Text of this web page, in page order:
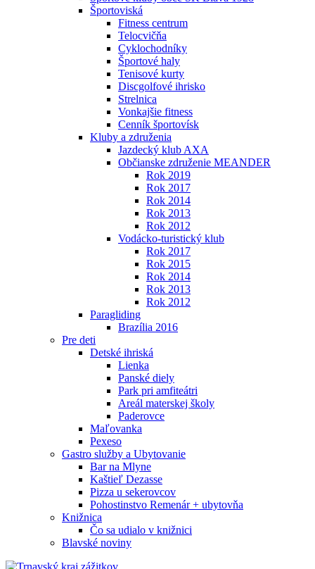
Športoviská
Fitness centrum
Telocvičňa
Cyklochodníky
Športové haly
Tenisové kurty
Discgolfové ihrisko
Strelnica
Vonkajšie fitness
Cenník športovísk
Kluby a združenia
Jazdecký klub AXA
Občianske združenie MEANDER
Rok 2019
Rok 2017
Rok 2014
Rok 2013
Rok 2012
Vodácko-turistický klub
Rok 2017
Rok 2015
Rok 2014
Rok 2013
Rok 2012
Paragliding
Brazília 2016
Pre deti
Detské ihriská
Lienka
Panské diely
Park pri amfiteátri
Areál materskej školy
Paderovce
Maľovanka
Pexeso
Gastro služby a Ubytovanie
Bar na Mlyne
Kaštieľ Dezasse
Pizza u sekerovcov
Pohostinstvo Remenár + ubytovňa
Knižnica
Čo sa udialo v knižnici
Blavské noviny